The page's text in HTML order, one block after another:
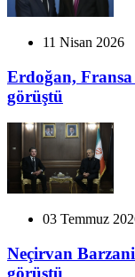
11 Nisan 2026
Erdoğan,
görüştü
03 Temmuz
Neçirvan
görüştü